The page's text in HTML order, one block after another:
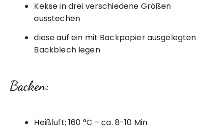
Kekse in drei verschiedene Größen
ausstechen
diese auf ein mit Backpapier ausgelegten
Backblech legen
Backen:
Heißluft: 160 °C – ca. 8-10 Min